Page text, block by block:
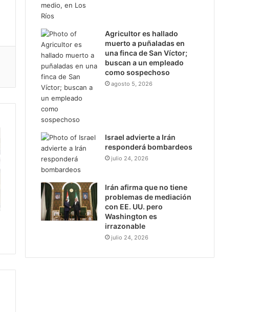
Agricultor es hallado
muerto a puñaladas en
una finca de San Víctor;
buscan a un empleado
como sospechoso
agosto 5, 2026
Israel advierte a Irán
responderá bombardeos
julio 24, 2026
Irán afirma que no tiene
problemas de mediación
con EE. UU. pero
Washington es
irrazonable
julio 24, 2026